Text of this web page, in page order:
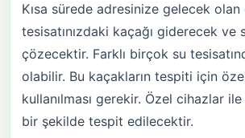
Kısa sürede adresinize gelecek
tesisatınızdaki kaçağı giderecek ve
çözecektir. Farklı birçok su
olabilir. Bu kaçakların tespiti için
kullanılması gerekir. Özel cihazlar
bir şekilde tespit edilecektir.